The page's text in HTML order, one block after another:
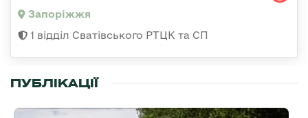
Запоріжжя
1 відділ Сватівського РТЦК та СП
ПУБЛІКАЦІЇ